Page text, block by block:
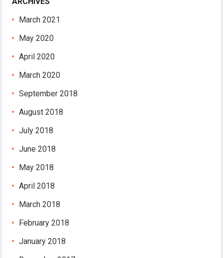
March 2021
May 2020
April 2020
March 2020
September 2018
August 2018
July 2018
June 2018
May 2018
April 2018
March 2018
February 2018
January 2018